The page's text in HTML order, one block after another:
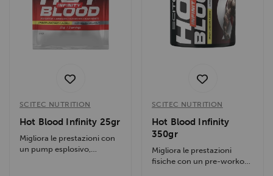
SCITEC NUTRITION
Hot Blood Infinity 25gr
Migliora le prestazioni con
un pump esplosivo,
SCITEC NUTRITION
Hot Blood Infinity
350gr
Migliora le prestazioni
fisiche con un pre-workout